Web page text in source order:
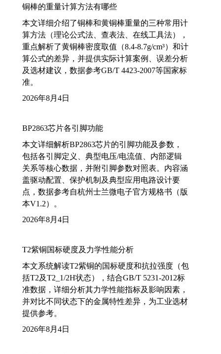
铜棒的重量计算方法有哪些
本文详细介绍了铜棒和黄铜棒重量的三种常用计
算方法（理论公式法、查表法、在线工具法），
重点解析了黄铜棒密度取值（8.4-8.7g/cm³）和计
算公式的差异，并提供实际计算案例、误差分析
及选材建议，数据参考GB/T 4423-2007等国家标
准。
2026年8月4日
BP2863芯片各引脚功能
本文详细解析BP2863芯片的引脚功能及参数，
包括各引脚定义、典型电压/电流值、内部逻辑
关系等核心数据，并附引脚参数对照表。内容涵
盖驱动配置、保护机制及典型应用电路设计要
点，数据参考自杭州士兰微电子官方规格书（版
本V1.2）。
2026年8月4日
T2紫铜国标硬度及力学性能分析
本文系统解读T2紫铜的国标硬度和抗拉强度（包
括T2及T2_1/2H状态），结合GB/T 5231-2012标
准数据，详细分析其力学性能指标及影响因素，
并对比不同状态下的金属特性差异，为工业选材
提供参考。
2026年8月4日